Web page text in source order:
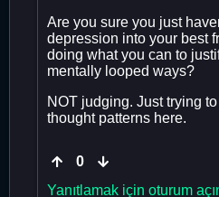
Are you sure you just
depression into your best
doing what you can to
mentally looped ways?
NOT judging. Just trying
thought patterns here.
0
Yanıtlamak için oturum